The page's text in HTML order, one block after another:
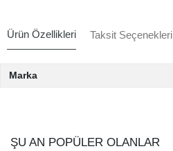
Ürün Özellikleri Taksit Seçenekleri
Marka
ŞU AN POPÜLER OLANLAR